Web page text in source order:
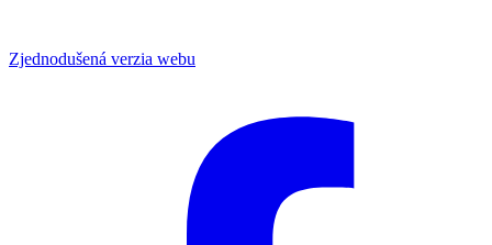
Zjednodušená verzia webu